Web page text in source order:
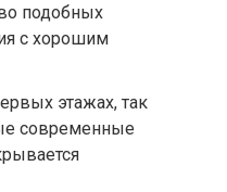
подобных
с хорошим
этажах, так
современные